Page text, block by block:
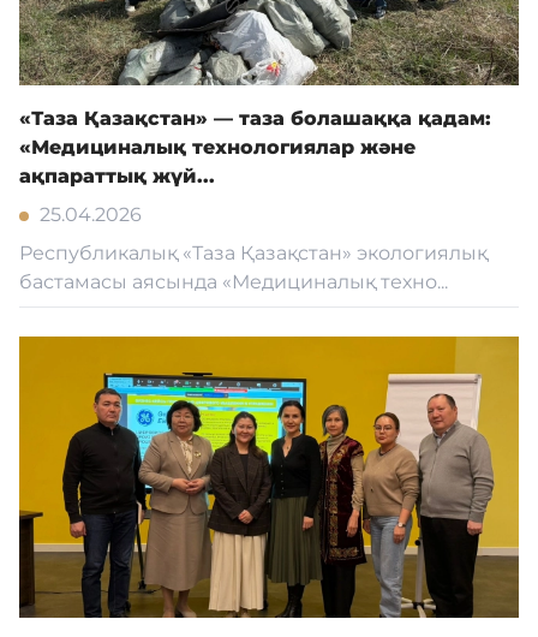
«Таза Қазақстан» — таза болашаққа қадам:
«Медициналық технологиялар және
ақпараттық жүй...
25.04.2026
Республикалық «Таза Қазақстан» экологиялық
бастамасы аясында «Медициналық техно...